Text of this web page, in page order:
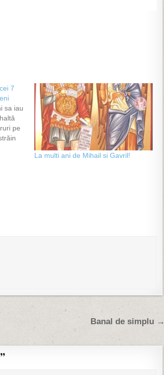
7
sa iau
pe
La multi ani de Mihail si Gavril!
Banal de simplu →
”